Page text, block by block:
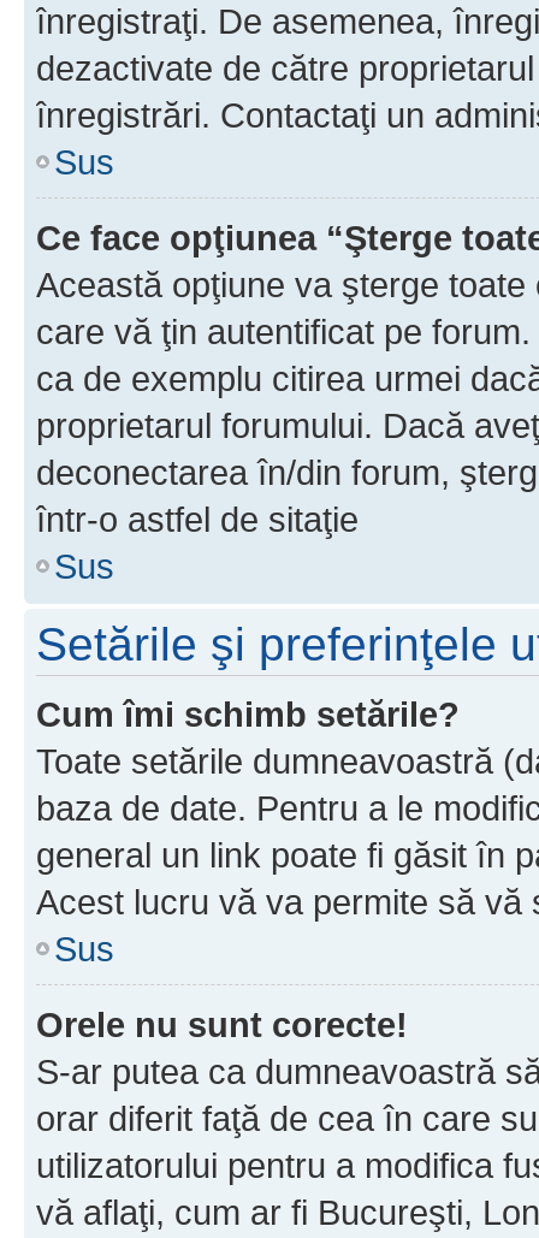
înregistraţi. De asemenea,
dezactivate de către
înregistrări. Contactaţi un
Sus
Ce face opţiunea “Şterge
Această opţiune va şterge
care vă ţin autentificat pe
ca de exemplu citirea urmei
proprietarul forumului. Dacă
deconectarea în/din forum,
într-o astfel de sitaţie
Sus
Setările şi preferinţele
Cum îmi schimb setările?
Toate setările dumneavoastră
baza de date. Pentru a le
general un link poate fi găsit în
Acest lucru vă va permite să vă
Sus
Orele nu sunt corecte!
S-ar putea ca dumneavoastră
orar diferit faţă de cea în care
utilizatorului pentru a modifica
vă aflaţi, cum ar fi Bucureşti,